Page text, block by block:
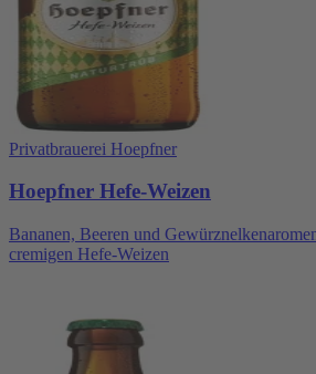
Privatbrauerei Hoepfner
Hoepfner Hefe-Weizen
Bananen, Beeren und
cremigen Hefe-Weizen